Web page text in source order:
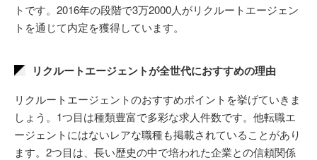
トです。2016年の段階で3万2000人がリクルートエージェン
トを通じて内定を獲得しています。
リクルートエージェントが全世代におすすめの理由
リクルートエージェントのおすすめポイントを挙げていきま
しょう。1つ目は種類豊富で多彩な求人件数です。他転職エ
ージェントにはないレアな職種も掲載されていることがあり
ます。2つ目は、長い歴史の中で培われた企業との信頼関係